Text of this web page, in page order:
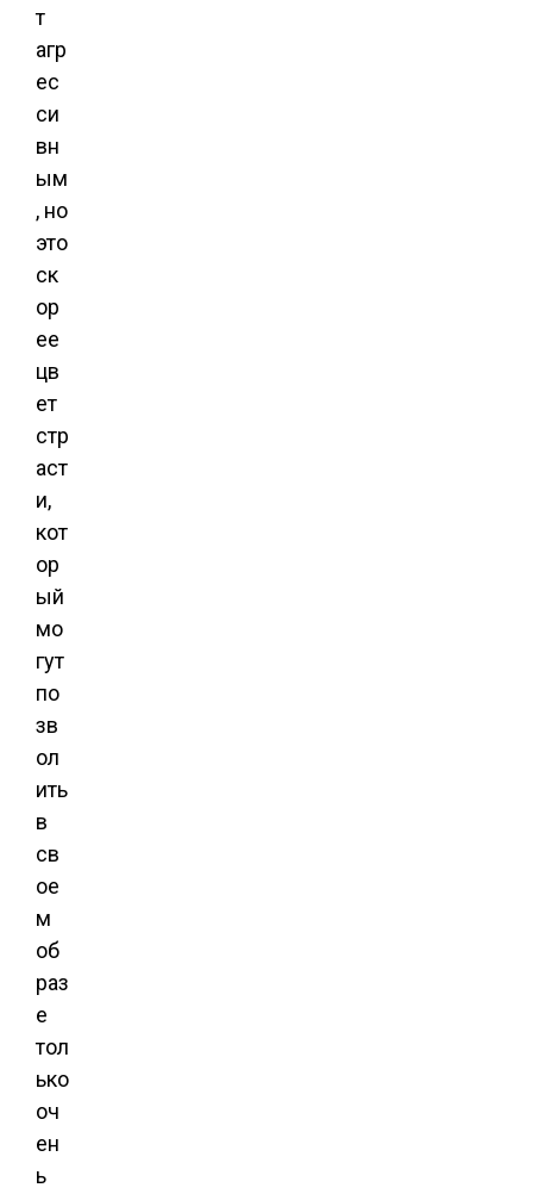
т
агр
ес
си
вн
ым
, но
это
ск
ор
ее
цв
ет
стр
аст
и,
кот
ор
ый
мо
гут
по
зв
ол
ить
в
св
ое
м
об
раз
е
тол
ько
оч
ен
ь